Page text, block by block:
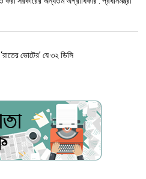
ভোটের’ যে ৩২ ডিসি